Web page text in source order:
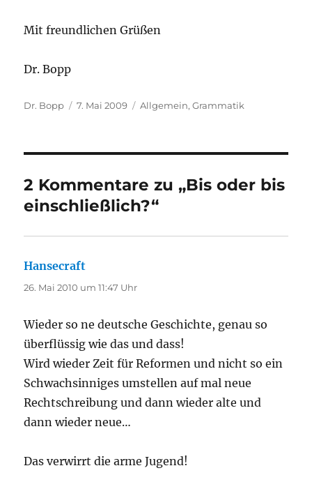
Mit freundlichen Grüßen
Dr. Bopp
Autor
Dr. Bopp
Veröffentlicht
7. Mai 2009 Kategorien
Allgemein,Grammatik
2 Kommentare zu „Bis oder bis
einschließlich?“
Hansecraft
26. Mai 2010 um 11:47 Uhr
Wieder so ne deutsche Geschichte, genau so
überflüssig wie das und dass!
Wird wieder Zeit für Reformen und nicht so ein
Schwachsinniges umstellen auf mal neue
Rechtschreibung und dann wieder alte und
dann wieder neue…
Das verwirrt die arme Jugend!